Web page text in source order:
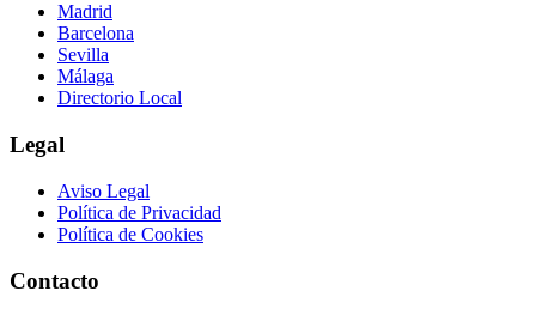
Madrid
Barcelona
Sevilla
Málaga
Directorio Local
Legal
Aviso Legal
Política de Privacidad
Política de Cookies
Contacto